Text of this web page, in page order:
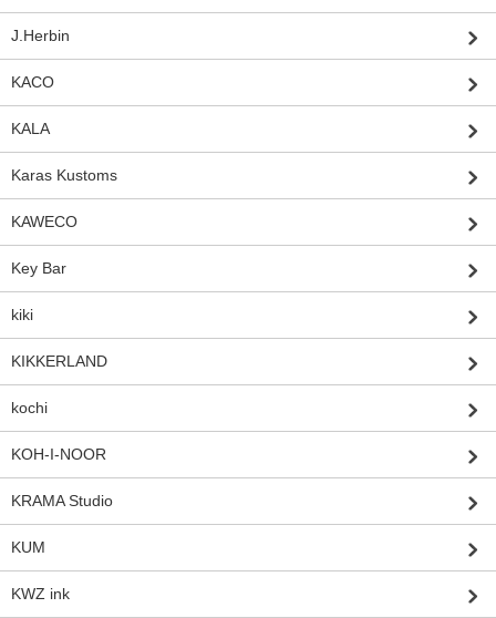
J.Herbin
KACO
KALA
Karas Kustoms
KAWECO
Key Bar
kiki
KIKKERLAND
kochi
KOH-I-NOOR
KRAMA Studio
KUM
KWZ ink